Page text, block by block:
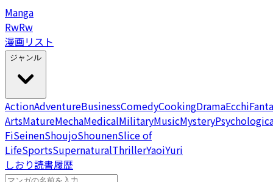
Manga
RwRw
漫画リスト
ジャンル
ActionAdventureBusinessComedyCookingDramaEcchi
ArtsMatureMechaMedicalMilitaryMusicMystery
FiSeinenShoujoShounenSlice of
LifeSportsSupernaturalThrillerYaoiYuri
しおり読書履歴